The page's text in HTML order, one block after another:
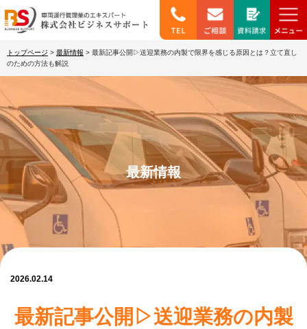
トップページ > 最新情報 > 最新記事公開▷送迎業務の内製で限界を感じる原因とは？立て直し
のための方法も解説
最新情報
2026.02.14
最新記事公開▷送迎業務の内製